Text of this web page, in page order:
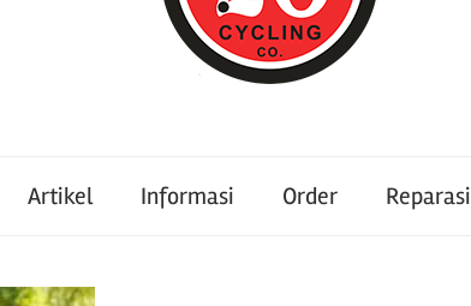
Artikel Informasi Order Reparasi